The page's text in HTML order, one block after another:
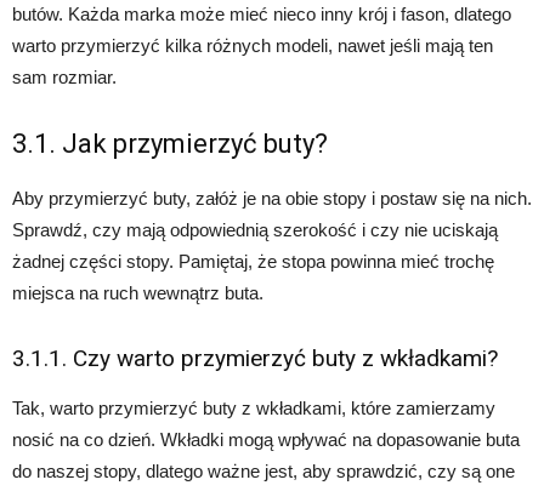
butów. Każda marka może mieć nieco inny krój i fason, dlatego
warto przymierzyć kilka różnych modeli, nawet jeśli mają ten
sam rozmiar.
3.1. Jak przymierzyć buty?
Aby przymierzyć buty, załóż je na obie stopy i postaw się na nich.
Sprawdź, czy mają odpowiednią szerokość i czy nie uciskają
żadnej części stopy. Pamiętaj, że stopa powinna mieć trochę
miejsca na ruch wewnątrz buta.
3.1.1. Czy warto przymierzyć buty z wkładkami?
Tak, warto przymierzyć buty z wkładkami, które zamierzamy
nosić na co dzień. Wkładki mogą wpływać na dopasowanie buta
do naszej stopy, dlatego ważne jest, aby sprawdzić, czy są one